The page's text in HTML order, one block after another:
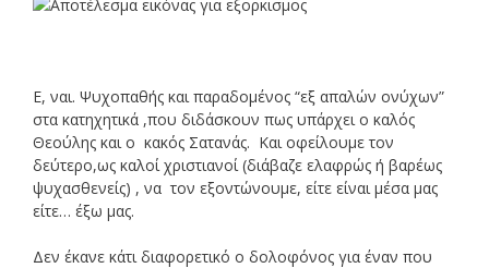
Ε, ναι. Ψυχοπαθής και παραδομένος “εξ απαλών ονύχων”
στα κατηχητικά ,που διδάσκουν πως υπάρχει ο καλός
Θεούλης και ο κακός Σατανάς. Και οφείλουμε τον
δεύτερο,ως καλοί χριστιανοί (διάβαζε ελαφρώς ή βαρέως
ψυχασθενείς) , να τον εξοντώνουμε, είτε είναι μέσα μας
είτε… έξω μας.
Δεν έκανε κάτι διαφορετικό ο δολοφόνος για έναν που